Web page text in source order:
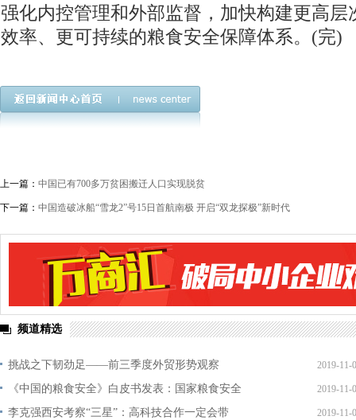
强化内控管理和外部监督，加快构建更高层
效率、更可持续的粮食安全保障体系。(完)
上一篇： 中国已有700多万贫困搬迁人口实现脱贫
下一篇： 中国造破冰船“雪龙2”号15日首航南极 开启“双龙探极”新时代
频道精选
挑战之下韧劲足——前三季度外贸形势观察 2019-11-
《中国的粮食安全》白皮书发表：国家粮食安全 2019-11-
李克强西安考察“三星”：高科技合作一定会带 2019-11-